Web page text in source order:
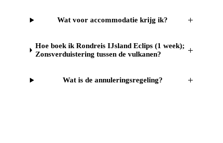
Wat voor accommodatie krijg ik? +
Hoe boek ik Rondreis IJsland Eclips (1 week);
Zonsverduistering tussen de vulkanen?
+
Wat is de annuleringsregeling? +